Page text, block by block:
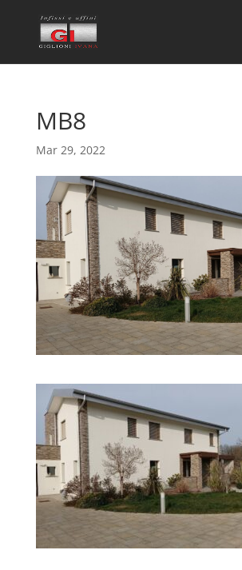
MB8
Mar 29, 2022